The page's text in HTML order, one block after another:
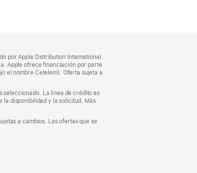
por Apple Distribution International
Apple ofrece financiación por parte
el nombre Cetelem). Oferta sujeta a
seleccionado. La línea de crédito es
la disponibilidad y la solicitud. Más
a cambios. Las ofertas que se